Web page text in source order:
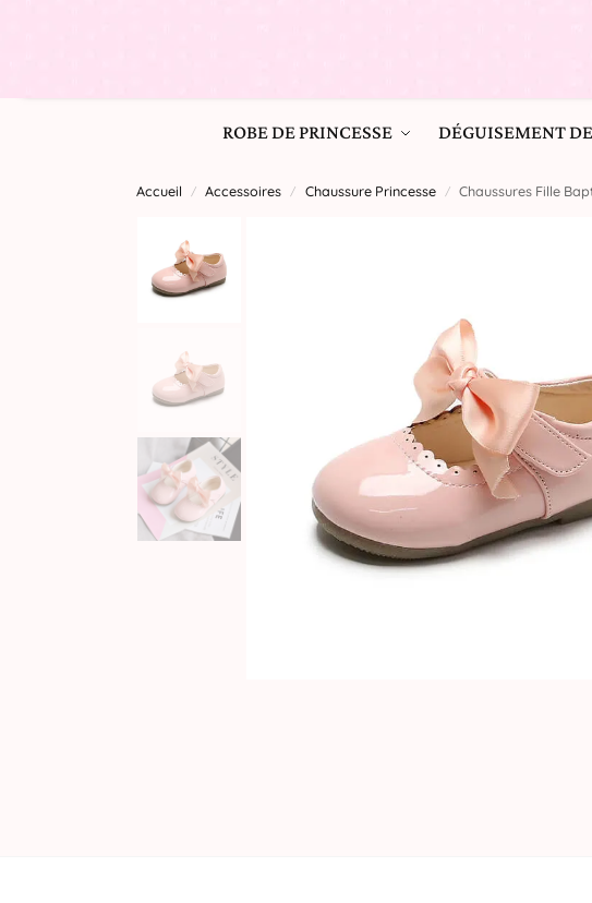
ROBE DE PRINCESSE DÉGUISEMENT
Accueil / Accessoires / Chaussure Princesse / Chaussures Fille